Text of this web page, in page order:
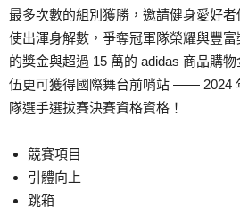
最多次數的組別獲勝，邀請健身愛好
使出渾身解數，爭奪冠軍隊榮耀與豐
的獎金與超過 15 萬的 adidas 商品購
伍更可獲得國際舞台前哨站 —— 2024
隊選手選拔賽決賽資格資格！
競賽項目
引體向上
跳箱